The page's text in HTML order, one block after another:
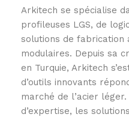
Arkitech se spécialise
profileuses LGS, de
solutions de fabrication
modulaires. Depuis sa
en Turquie, Arkitech
d’outils innovants
marché de l’acier
d’expertise, les